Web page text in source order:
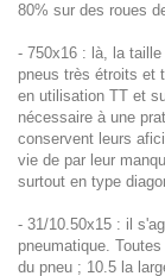
80% sur des roues
- 750x16 : là, la
pneus très étroits et
en utilisation TT et
nécessaire à une
conservent leurs
vie de par leur
surtout en type
- 31/10.50x15 : il
pneumatique.
du pneu ; 10.5 la